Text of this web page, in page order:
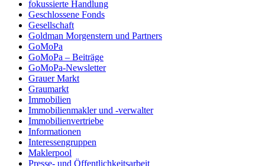
fokussierte Handlung
Geschlossene Fonds
Gesellschaft
Goldman Morgenstern und Partners
GoMoPa
GoMoPa – Beiträge
GoMoPa-Newsletter
Grauer Markt
Graumarkt
Immobilien
Immobilienmakler und -verwalter
Immobilienvertriebe
Informationen
Interessengruppen
Maklerpool
Presse- und Öffentlichkeitsarbeit